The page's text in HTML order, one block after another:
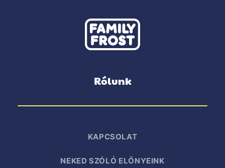
Rólunk
KAPCSOLAT
NEKED SZÓLÓ ELŐNYEINK